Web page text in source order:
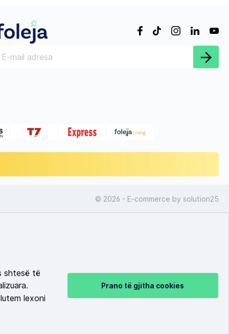
© 2026 - E-commerce by solution25
shtesë të
lexoni
Prano të gjitha cookies